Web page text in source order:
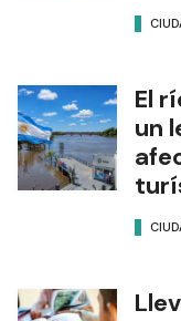
El
un